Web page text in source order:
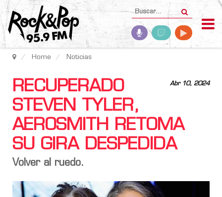
Home Noticias
Abr 10, 2024
RECUPERADO
STEVEN TYLER,
AEROSMITH RETOMA
SU GIRA DESPEDIDA
Volver al ruedo.